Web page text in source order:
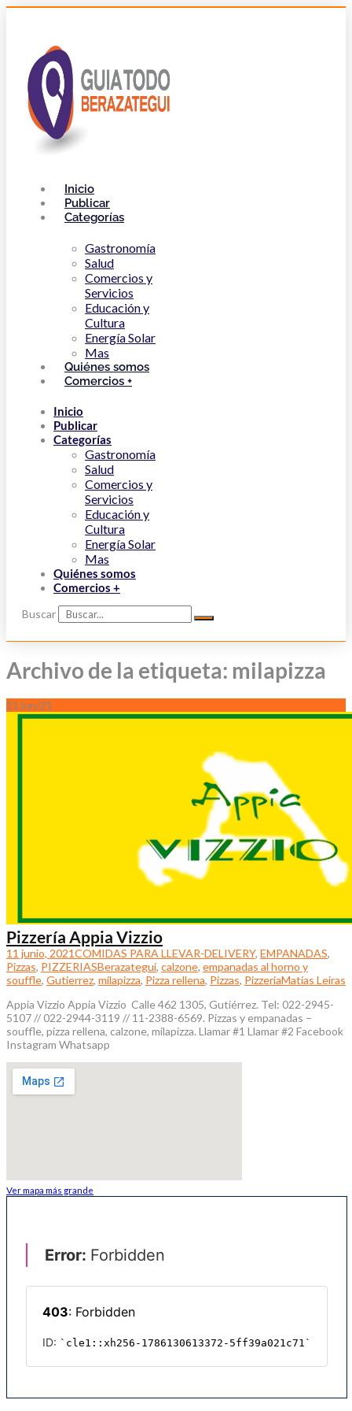
Inicio
Publicar
Categorías
Gastronomía
Salud
Comercios y
Servicios
Educación y
Cultura
Energía Solar
Mas
Quiénes somos
Comercios +
Inicio
Publicar
Categorías
Gastronomía
Salud
Comercios y
Servicios
Educación y
Cultura
Energía Solar
Mas
Quiénes somos
Comercios +
Buscar
Archivo de la etiqueta: milapizza
11 Jun/21
Pizzería Appia Vizzio
11 junio, 2021COMIDAS PARA LLEVAR-DELIVERY, EMPANADAS,
Pizzas, PIZZERIASBerazategui, calzone, empanadas al horno y
souffle, Gutierrez, milapizza, Pizza rellena, Pizzas, PizzeriaMatías Leiras
Appia Vizzio Appia Vizzio Calle 462 1305, Gutiérrez. Tel: 022-2945-
5107 // 022-2944-3119 // 11-2388-6569. Pizzas y empanadas –
souffle, pizza rellena, calzone, milapizza. Llamar #1 Llamar #2 Facebook
Instagram Whatsapp
Ver mapa más grande